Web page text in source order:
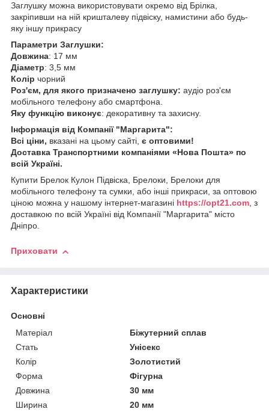
Заглушку можна використовувати окремо від Брілка,
закріпивши на ній кришталеву підвіску, намистини або будь-
яку іншу прикрасу
Параметри Заглушки:
Довжина: 17 мм
Діаметр: 3,5 мм
Колір чорний
Роз'єм, для якого призначено заглушку: аудіо роз'єм
мобільного телефону або смартфона.
Яку функцію виконує: декоративну та захисну.
Інформація від Компанії "Маргарита":
Всі ціни, вказані на цьому сайті, є оптовими!
Доставка Транспортними компаніями «Нова Пошта» по
всій Україні.
Купити Брелок Кулон Підвіска, Брелоки, Брелоки для
мобільного телефону та сумки, або інші прикраси, за оптовою
ціною можна у нашому інтернет-магазині https://opt21.com, з
доставкою по всій Україні від Компанії "Маргарита" місто
Дніпро.
Приховати
Характеристики
Основні
Матеріал
Біжутерний сплав
Стать
Унісекс
Колір
Золотистий
Форма
Фігурна
Довжина
30 мм
Ширина
20 мм